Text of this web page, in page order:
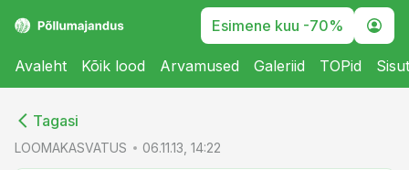
Esimene kuu -70%
Avaleht Kõik lood Arvamused Galeriid TOPid
Tagasi
LOOMAKASVATUS 06.11.13, 14:22